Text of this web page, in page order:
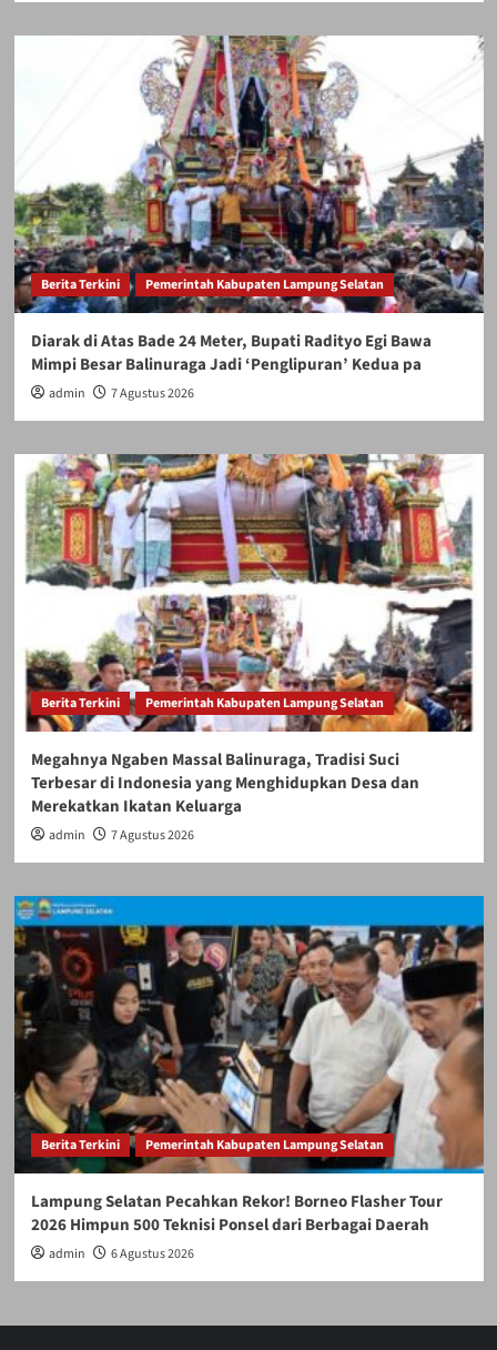
Berita Terkini Pemerintah Kabupaten Lampung Selatan
Diarak di Atas Bade 24 Meter, Bupati Radityo Egi Bawa
Mimpi Besar Balinuraga Jadi ‘Penglipuran’ Kedua pa
admin 7 Agustus 2026
Berita Terkini Pemerintah Kabupaten Lampung Selatan
Megahnya Ngaben Massal Balinuraga, Tradisi Suci
Terbesar di Indonesia yang Menghidupkan Desa dan
Merekatkan Ikatan Keluarga
admin 7 Agustus 2026
Berita Terkini Pemerintah Kabupaten Lampung Selatan
Lampung Selatan Pecahkan Rekor! Borneo Flasher Tour
2026 Himpun 500 Teknisi Ponsel dari Berbagai Daerah
admin 6 Agustus 2026